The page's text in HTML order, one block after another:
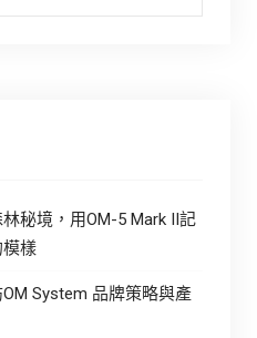
秘境，用OM-5 Mark II記
樣
System 品牌策略與產